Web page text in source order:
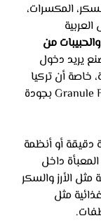
المكسرات،
من
يريد دخول
خاصة أن تركيا
تُعد من أهم الدول المصنعة لـ Granule Filling Machine بجودة
دقيقة أو أنظمة
داخل
الأرز والسكر
مثل